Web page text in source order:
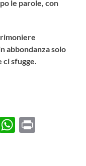
le parole, con
abbondanza solo
sfugge.